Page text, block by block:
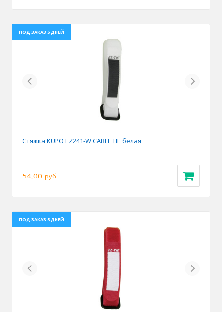
ПОД ЗАКАЗ 5 ДНЕЙ
Previous Next
Стяжка KUPO EZ241-W CABLE TIE белая
54,00 руб.
ПОД ЗАКАЗ 5 ДНЕЙ
Previous Next